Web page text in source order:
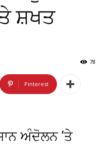
ਸ਼ਖਤ
78
Pinterest
ਅੰਦੋਲਨ ‘ਤੇ